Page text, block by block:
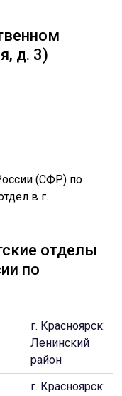
д. 3)
отделы
по
г. Красноярск:
Ленинский
район
г. Красноярск: